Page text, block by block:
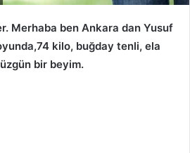
Merhaba ben Ankara dan Yusuf
kilo, buğday tenli, ela
bir beyim.